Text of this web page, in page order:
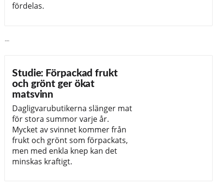
fördelas.
Studie: Förpackad frukt
och grönt ger ökat
matsvinn
Dagligvarubutikerna slänger mat
för stora summor varje år.
Mycket av svinnet kommer från
frukt och grönt som förpackats,
men med enkla knep kan det
minskas kraftigt.